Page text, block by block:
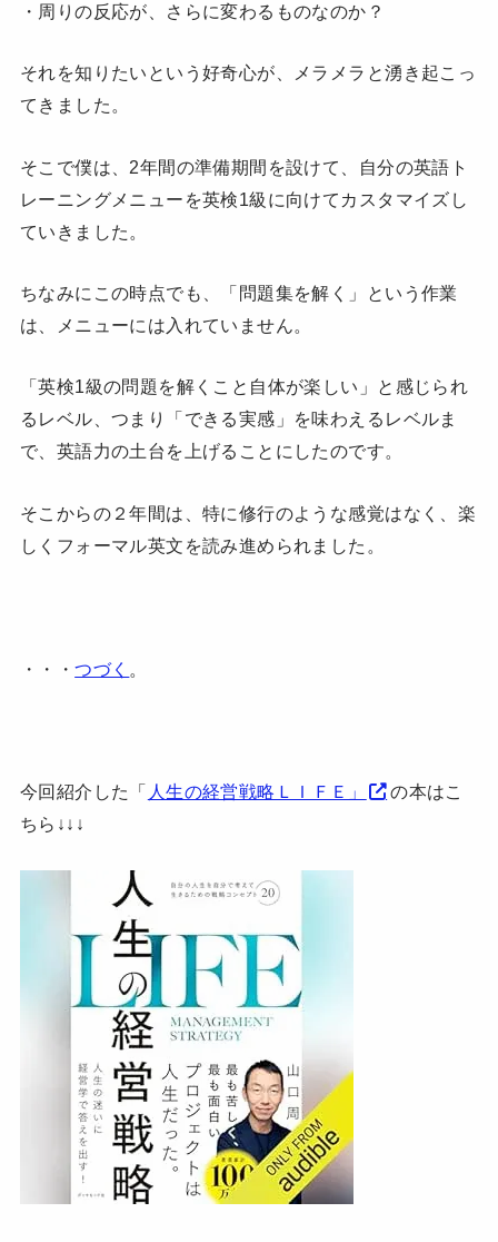
・周りの反応が、さらに変わるものなのか？
それを知りたいという好奇心が、メラメラと湧き起こっ
てきました。
そこで僕は、2年間の準備期間を設けて、自分の英語ト
レーニングメニューを英検1級に向けてカスタマイズし
ていきました。
ちなみにこの時点でも、「問題集を解く」という作業
は、メニューには入れていません。
「英検1級の問題を解くこと自体が楽しい」と感じられ
るレベル、つまり「できる実感」を味わえるレベルま
で、英語力の土台を上げることにしたのです。
そこからの２年間は、特に修行のような感覚はなく、楽
しくフォーマル英文を読み進められました。
・・・つづく
今回紹介した「 人生の経営戦略ＬＩＦＥ」
の本はこ
ちら↓↓↓